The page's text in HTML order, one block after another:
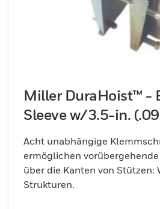
Miller DuraHoist™ -
Sleeve w/3.5-in.
Acht unabhängige
ermöglichen
über die Kanten von Stützen:
Strukturen.